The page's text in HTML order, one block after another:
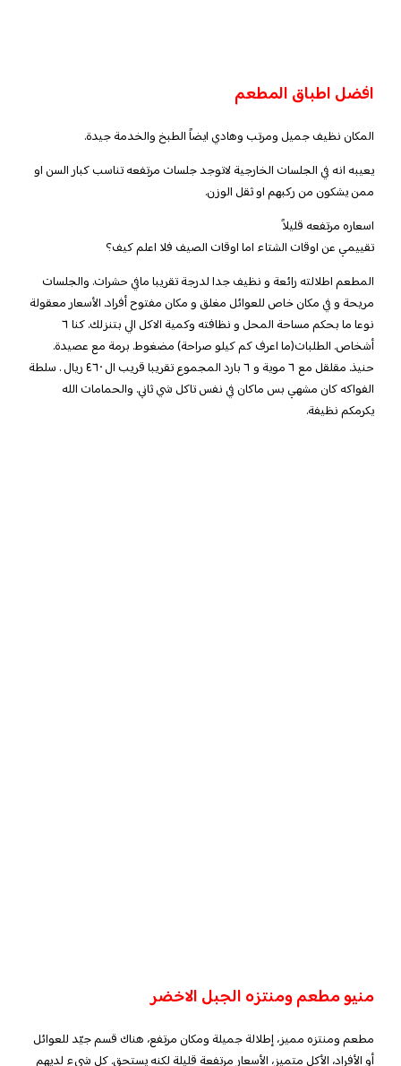
افضل اطباق المطعم
المكان نظيف جميل ومرتب وهادي ايضاً الطبخ والخدمة جيدة.
يعيبه انه في الجلسات الخارجية لاتوجد جلسات مرتفعه تناسب كبار السن او
ممن يشكون من ركبهم او ثقل الوزن.
اسعاره مرتفعه قليلاً
تقييمي عن اوقات الشتاء اما اوقات الصيف فلا اعلم كيف؟
المطعم اطلالته رائعة و نظيف جدا لدرجة تقريبا مافي حشرات. والجلسات
مريحة و في مكان خاص للعوائل مغلق و مكان مفتوح أفراد. الأسعار معقولة
نوعا ما بحكم مساحة المحل و نظافته وكمية الاكل الي بتنزلك. كنا ٦
أشخاص. الطلبات(ما اعرف كم كيلو صراحة) مضغوط. برمة مع عصيدة.
حنيذ. مقلقل مع ٦ موية و ٦ بارد المجموع تقريبا قريب ال ٤٦٠ ريال . سلطة
الفواكه كان مشهي بس ماكان في نفس تاكل شي ثاني. والحمامات الله
يكرمكم نظيفة.
منيو مطعم ومنتزه الجبل الاخضر
مطعم ومنتزه مميز، إطلالة جميلة ومكان مرتفع، هناك قسم جيّد للعوائل
أو الأفراد، الأكل متميز، الأسعار مرتفعة قليلة لكنه يستحق. كل شيء لديهم